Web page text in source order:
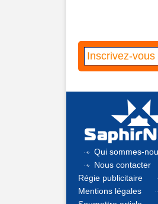
Qui sommes-
Nous contacter
Régie publicitaire
Mentions légales